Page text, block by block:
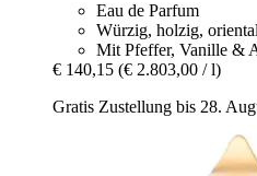
Eau de Parfum
Würzig, holzig,
Mit Pfeffer, Vanille &
€ 140,15 (€ 2.803,00 / l)
Gratis Zustellung bis 28.